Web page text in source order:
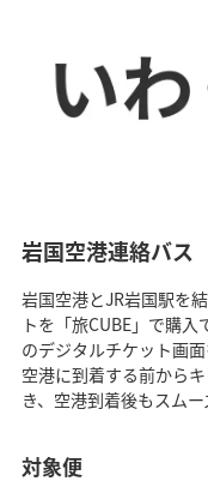
岩国空港連絡バス
岩国空港とJR岩国駅を
トを「旅CUBE」で購
のデジタルチケット画
空港に到着する前から
き、空港到着後もスムー
対象便